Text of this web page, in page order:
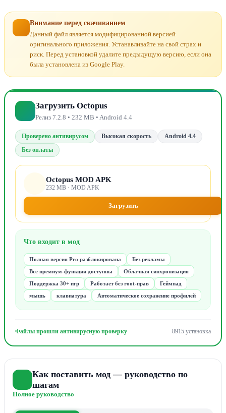
Внимание перед скачиванием
Данный файл является модифицированной версией
оригинального приложения. Устанавливайте на свой страх и
риск. Перед установкой удалите предыдущую версию, если она
была установлена из Google Play.
Загрузить Octopus
Релиз 7.2.8 • 232 MB • Android 4.4
Проверено антивирусом Высокая скорость
Android 4.4
Без оплаты
Octopus MOD APK
232 MB · MOD APK
Загрузить
Что входит в мод
Полная версия Pro разблокирована
Без рекламы
Все премиум-функции доступны
Облачная синхронизация
Поддержка 30+ игр
Работает без root-прав
Геймпад
мышь
клавиатура Автоматическое сохранение профилей
Файлы прошли антивирусную проверку 8915 установка
Как поставить мод — руководство по
шагам
Полное руководство